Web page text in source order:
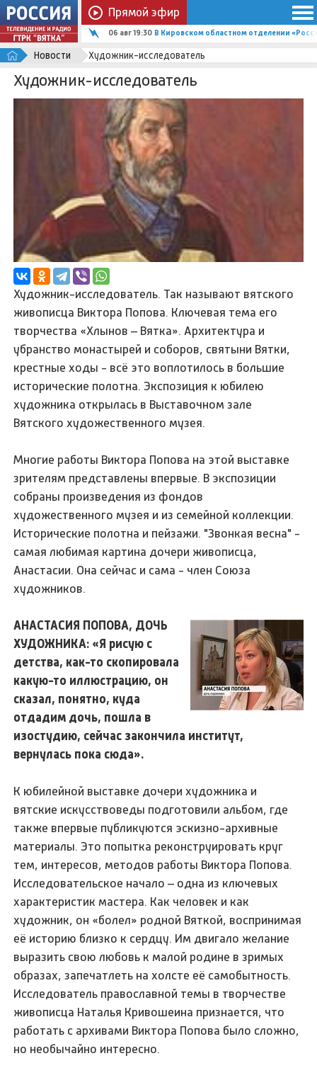
Прямой эфир
06 авг 19:30 В Кировском областном отделении
Новости Художник-исследователь
Художник-исследователь
Художник-исследователь. Так называют вятского
живописца Виктора Попова. Ключевая тема его
творчества «Хлынов – Вятка». Архитектура и
убранство монастырей и соборов, святыни Вятки,
крестные ходы - всё это воплотилось в большие
исторические полотна. Экспозиция к юбилею
художника открылась в Выставочном зале
Вятского художественного музея.
Многие работы Виктора Попова на этой выставке
зрителям представлены впервые. В экспозиции
собраны произведения из фондов
художественного музея и из семейной коллекции.
Исторические полотна и пейзажи. "Звонкая весна" -
самая любимая картина дочери живописца,
Анастасии. Она сейчас и сама - член Союза
художников.
АНАСТАСИЯ ПОПОВА, ДОЧЬ
ХУДОЖНИКА: «Я рисую с
детства, как-то скопировала
какую-то иллюстрацию, он
сказал, понятно, куда
отдадим дочь, пошла в
изостудию, сейчас закончила институт,
вернулась пока сюда».
К юбилейной выставке дочери художника и
вятские искусствоведы подготовили альбом, где
также впервые публикуются эскизно-архивные
материалы. Это попытка реконструировать круг
тем, интересов, методов работы Виктора Попова.
Исследовательское начало – одна из ключевых
характеристик мастера. Как человек и как
художник, он «болел» родной Вяткой, воспринимая
её историю близко к сердцу. Им двигало желание
выразить свою любовь к малой родине в зримых
образах, запечатлеть на холсте её самобытность.
Исследователь православной темы в творчестве
живописца Наталья Кривошеина признается, что
работать с архивами Виктора Попова было сложно,
но необычайно интересно.